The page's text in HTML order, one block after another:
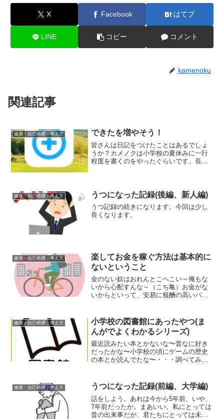
X Facebook はてブ
LINE コピー コメント
kamenoku
関連記事
健康・自己研鑽・考え方 できたを増やそう！
皆さんは日記をつけたことはあるでしょ
うか？カメノクは小学校の夏休みに一行
程度を書くのをやったぐらいです。長文
ます。
健康・自己研鑽・考え方 うつになった記録(後編、新人編)
うつ記録の続きになります。今回は少し
長くなります。
健康・自己研鑽・考え方
楽してお金を稼ぐ方法は基本的に
ないということ
金のない奴はおれんとこへこい～俺もな
いから心配すんな～（こち亀）お金がな
いからといって、安易に報酬の高いバイ
るとすれば、それは企業ぐるみで行って
いるか、ごく限られた信用...
健康・自己研鑽・考え方
小学校の図書館にあったやつ(ま
んがでよくわかるシリーズ)
最近読みたい本とかないな〜昔なに好き
だったかな〜小学校の頃にゲームの歴史
の本とか読んでたな〜・・・調べてみる
健康・自己研鑽・考え方 うつになった記録(前編、大学編)
話をしよう。あれは今から5年前、いや、
7年前だったか。まあいい。私にとっては
昔の出来事だが、君たちにとっては未来